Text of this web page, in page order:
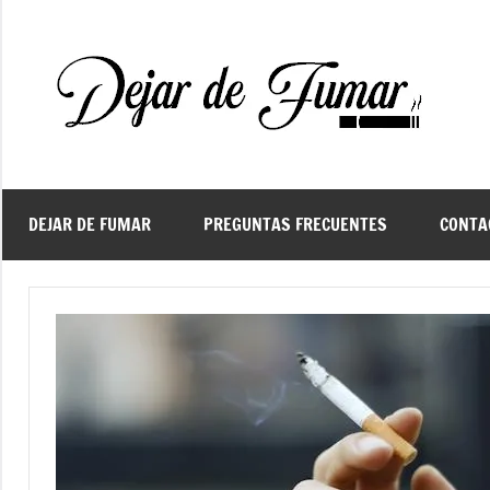
contenido
de
DEJAR DE FUMAR PREGUNTAS FRECUENTES